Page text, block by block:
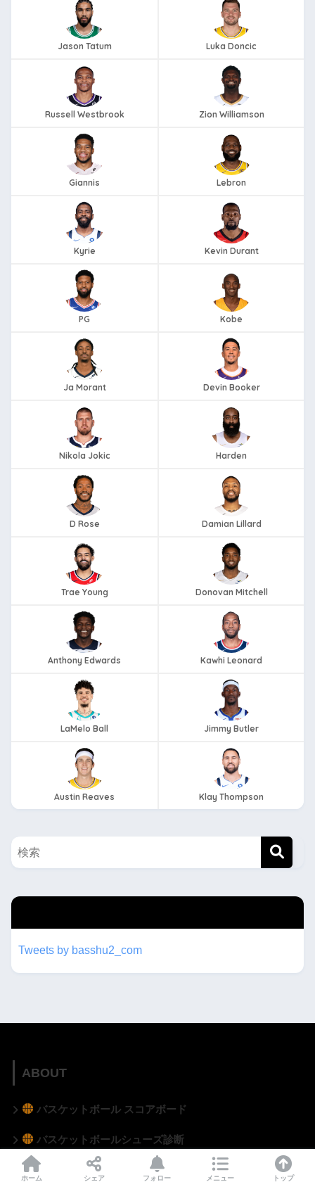
Jason Tatum Luka Doncic
Russell Westbrook Zion Williamson
Giannis Lebron
Kyrie Kevin Durant
PG Kobe
Ja Morant Devin Booker
Nikola Jokic Harden
D Rose Damian Lillard
Trae Young Donovan Mitchell
Anthony Edwards Kawhi Leonard
LaMelo Ball Jimmy Butler
Austin Reaves Klay Thompson
Tweets by basshu2_com
ABOUT
バスケットボール スコアボード
バスケットボールシューズ診断
BashuLog バッシュコレクション管理アプリ
ホーム シェア フォロー メニュー トップ